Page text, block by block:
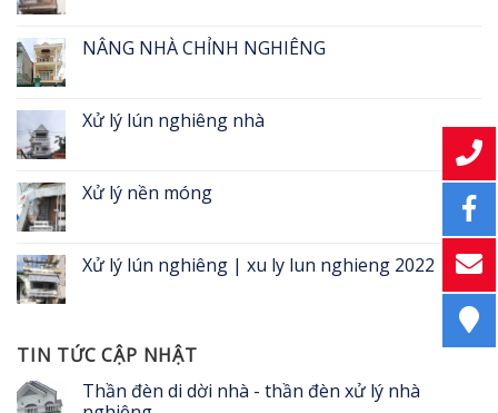
NÂNG NHÀ CHỈNH NGHIÊNG
Xử lý lún nghiêng nhà
Xử lý nền móng
Xử lý lún nghiêng | xu ly lun nghieng 2022
TIN TỨC CẬP NHẬT
Thần đèn di dời nhà - thần đèn xử lý nhà